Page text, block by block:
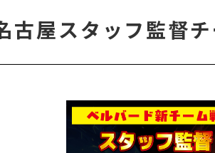
屋スタッフ監督